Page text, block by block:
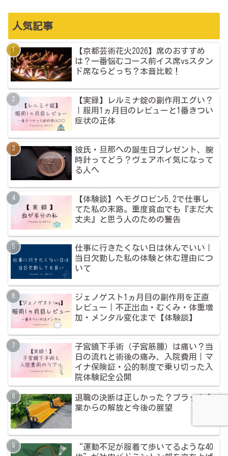
人気記事
【京都芸術花火2026】席のおすすめ
は？一番悩むコース前イス席vsスタン
ド席ならどっち？本音比較！
【実録】レルミナ錠の副作用エグい？
｜服用1ヵ月目のレビューと1番きつい
症状の正体
彼氏・旦那への誕生日プレゼント、腕
時計ってどう？ヴェアホイ気になって
る人へ
【体験談】ヘモグロビン5.2で仕事し
てた私の末路。重度貧血でも『まだ大
丈夫』と思う人のための警告
仕事に行きたくない日は休んでいい｜
当日欠勤した私の体験と休む理由につ
いて
ジェノゲスト1ヵ月目の副作用を正直
レビュー｜不正出血・むくみ・体重増
加・メンタル変化まで【体験談】
子宮鏡下手術（子宮筋腫）は痛い？当
日の流れと術後の痛み、入院費用｜マ
イナ保険証・公的制度で乗り切った入
院体験記全公開
退職の決断は正しかった？ブラック企
業からの解放と今後の展望
“運動不足が服着て歩いてるような40